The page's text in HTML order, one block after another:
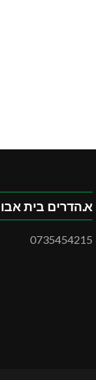
א.הדרים בית
0735454215